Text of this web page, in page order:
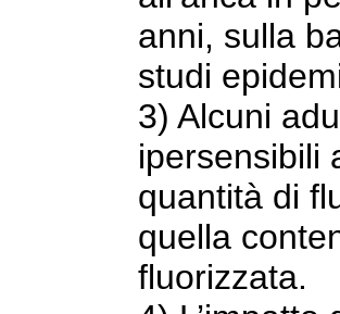
anni, sulla
studi
3) Alcuni
ipersensibili
quantità di
quella
fluorizzata.